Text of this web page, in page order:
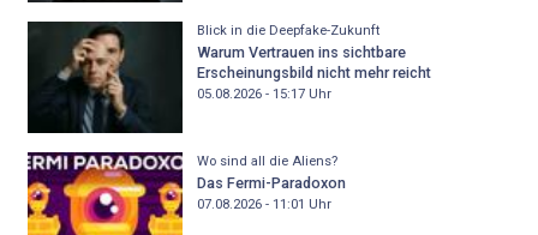
Blick in die Deepfake-Zukunft
Warum Vertrauen ins sichtbare
Erscheinungsbild nicht mehr reicht
05.08.2026 - 15:17Uhr
Wo sind all die Aliens?
Das Fermi-Paradoxon
07.08.2026 - 11:01 Uhr